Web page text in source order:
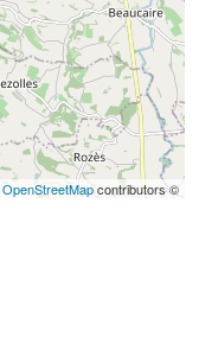
OpenStreetMapcontributors ©